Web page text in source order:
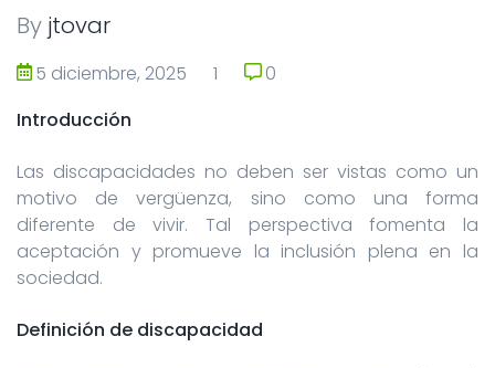
By jtovar
5 diciembre, 2025 1
0
Introducción
Las discapacidades no deben ser vistas como un
motivo de vergüenza, sino como una forma
diferente de vivir. Tal perspectiva fomenta la
aceptación y promueve la inclusión plena en la
sociedad.
Definición de discapacidad